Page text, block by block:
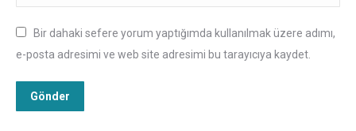
Bir dahaki sefere yorum yaptığımda kullanılmak üzere adımı,
e-posta adresimi ve web site adresimi bu tarayıcıya kaydet.